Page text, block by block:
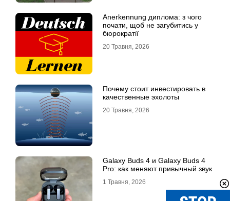
Anerkennung диплома: з чого
почати, щоб не загубитись у
бюрократії
20 Травня, 2026
Почему стоит инвестировать в
качественные эхолоты
20 Травня, 2026
Galaxy Buds 4 и Galaxy Buds 4
Pro: как меняют привычный звук
1 Травня, 2026